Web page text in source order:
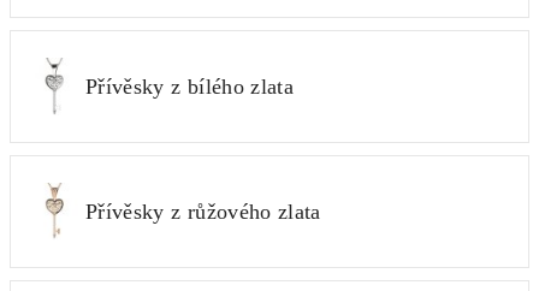
Přívěsky z bílého zlata
Přívěsky z růžového zlata